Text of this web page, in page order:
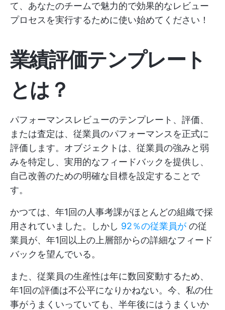
て、あなたのチームで魅力的で効果的なレビュー
プロセスを実行するために使い始めてください！
業績評価テンプレート
とは？
パフォーマンスレビューのテンプレート、評価、
または査定は、従業員のパフォーマンスを正式に
評価します。オブジェクトは、従業員の強みと弱
みを特定し、実用的なフィードバックを提供し、
自己改善のための明確な目標を設定することで
す。
かつては、年1回の人事考課がほとんどの組織で採
用されていました。しかし 92％の従業員が の従
業員が、年1回以上の上層部からの詳細なフィード
バックを望んでいる。
また、従業員の生産性は年に数回変動するため、
年1回の評価は不公平になりかねない。今、私の仕
事がうまくいっていても、半年後にはうまくいか